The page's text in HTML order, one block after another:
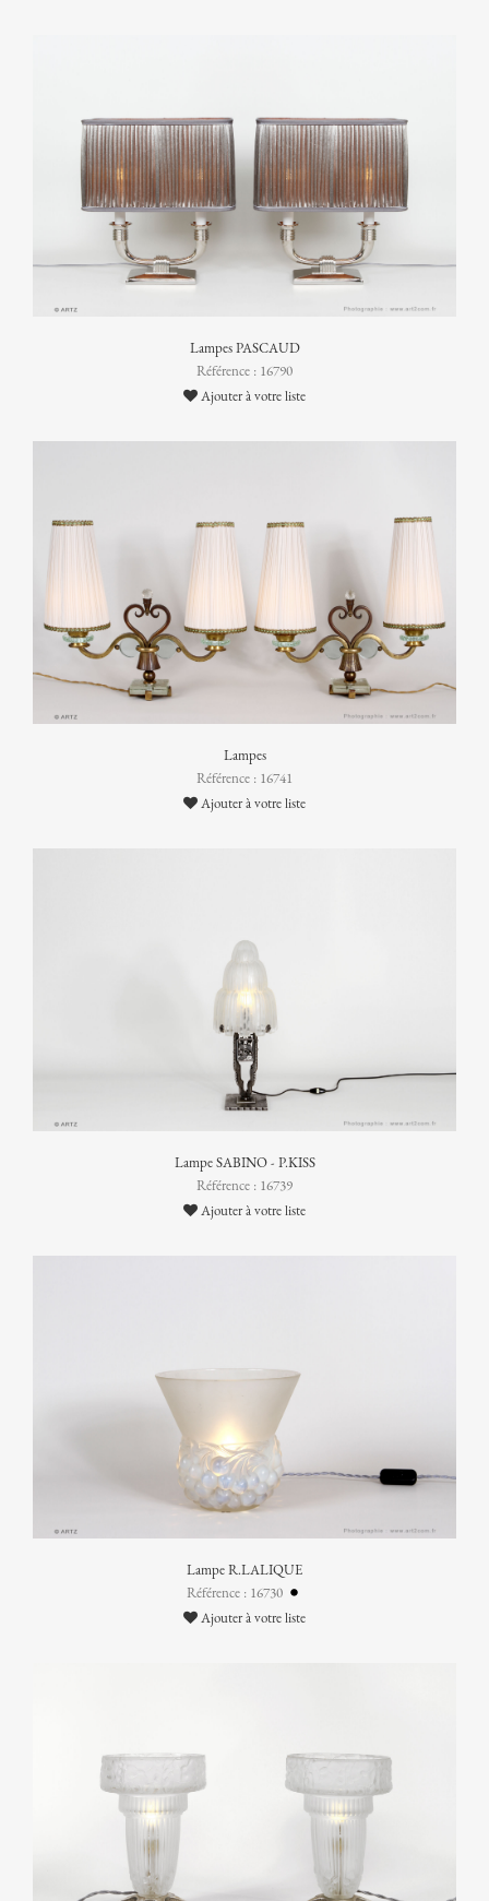
Lampes PASCAUD
Référence : 16790
Ajouter à votre liste
Lampes
Référence : 16741
Ajouter à votre liste
Lampe SABINO - P.KISS
Référence : 16739
Ajouter à votre liste
Lampe R.LALIQUE
Référence : 16730
Ajouter à votre liste